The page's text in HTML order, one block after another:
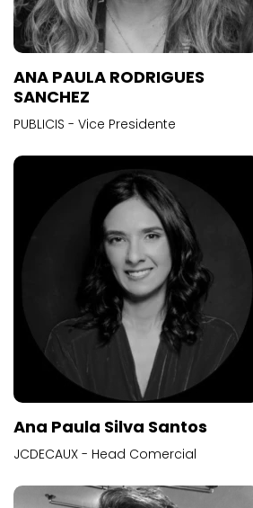
ANA PAULA RODRIGUES
SANCHEZ
PUBLICIS - Vice Presidente
Ana Paula Silva Santos
JCDECAUX - Head Comercial